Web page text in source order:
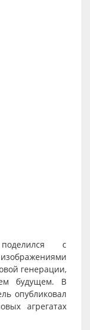
с
генерации,
будущем. В
опубликовал
агрегатах